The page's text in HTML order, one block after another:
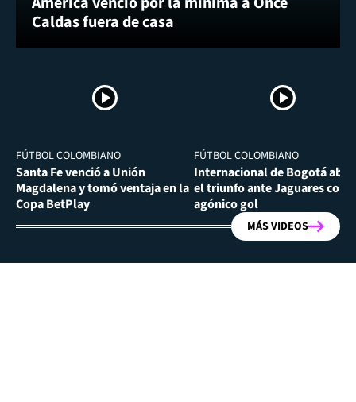
Caldas fuera de casa
FÚTBOL COLOMBIANO
Santa Fe venció a Unión
Magdalena y tomó ventaja en la
Copa BetPlay
FÚTBOL COLOMBIANO
Internacional de Bogotá
el triunfo ante Jaguares con
agónico gol
MÁS VIDEOS